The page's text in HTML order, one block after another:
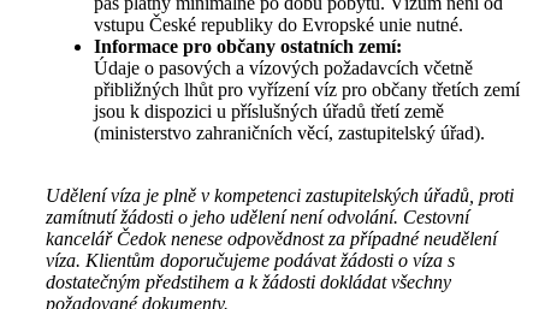
vstupu České republiky do Evropské unie nutné.
Informace pro občany ostatních zemí:
Údaje o pasových a vízových požadavcích včetně
přibližných lhůt pro vyřízení víz pro občany třetích zemí
jsou k dispozici u příslušných úřadů třetí země
(ministerstvo zahraničních věcí, zastupitelský úřad).
Udělení víza je plně v kompetenci zastupitelských úřadů, proti
zamítnutí žádosti o jeho udělení není odvolání. Cestovní
kancelář Čedok nenese odpovědnost za případné neudělení
víza. Klientům doporučujeme podávat žádosti o víza s
dostatečným předstihem a k žádosti dokládat všechny
požadované dokumenty.